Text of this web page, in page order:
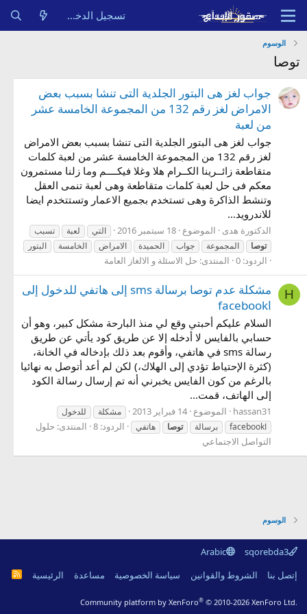
تسجيل الدخول
الوسوم
توصا
جواب لغز هى البتور الجلدية التى تنشا بسبب بعض
الامراض لغز رقم 132 من المجموعة الخامسة عشر
من لعبة
جواب لغز هى البتور الجلدية التى تنشا بسبب بعض الامراض
لغز رقم 132 من المجموعة الخامسة عشر من لعبة كلمات
متقاطعة زائــرينا الكــرام هلا وغلا فيكــــم وما زلنا مستمرون
معكم فى حل لعبة كلمات متقاطعة وهى لعبة تنمى العقل
وتنشط الذاكرة وهى تستخدم بجميع الاعمار وتستتخدم ايضا
للاندرويد...
الدكتورة هدى الموضوع 18 سبتمبر 2016 التي لعبة
تسبب
توصا
المجموعة جواب الحميدة الامراض الخامسة البتور
الردود: 0 المنتدى: حل الاسئلة و الالغاز العامة
H
مشكلة عدم توصا برسالة sms إلى هاتفي للدخول إلى
اfacebook
السلام عليكم أحبتي وقع لي منذ البارحة مشكل كبير، وهو أن
حسابي بالفايس لا أدخله إلا عن طريق كود يأتي عن طريق
رسالة sms في هاتفي، وأقوم بعد ذلك بإدخاله في الخانة،
(كثرة الإحتياط تؤدي إلى الهلاك،) لكن لم أعد أتوصل به نهائيا
بالرغم من كون الفايس يخبرني أنه تم إرسال رسالة الكود
إلى الهاتف، قمت...
hassan31 الموضوع 14 فبراير 2013 مشكلة
للدخول
اfacebook
برسالة توصا هاتفي الردود: 8 المنتدى: حلول
التواصل الاجتماعي
الوسوم
sqorebda3
Arabic
إتصل بنا
الشروط والقوانين سياسة الخصوصية مساعدة الرئيسية
R
Community platform by XenForo® © 2010-2026 XenForo Ltd.